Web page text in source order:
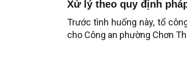
Xử lý theo quy định
Trước tình huống này, tổ
cho Công an phường Chơn